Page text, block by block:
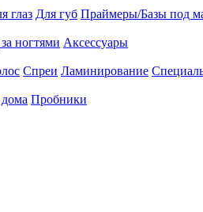
глаз Для губ Праймеры/Базы под
ногтями Аксессуары
Спреи Ламинирование
Пробники